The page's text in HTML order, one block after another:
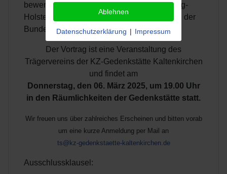
bewertet er das Wahlergebnis des Schleswig-
Holsteinischen Landesverbands der AfD bei der
Bundestagswahl vom 23.02.2025.
Der Vortrag ist eine Veranstaltung des
Trägervereins der KZ-Gedenkstätte Kaltenkirchen
und findet am
Donnerstag, den 06. März 2025, um 19.00 Uhr
in den Räumlichkeiten der Gedenkstätte statt.
Wir freuen uns über zahlreiches Erscheinen und bitten vorab
um eine kurze Anmeldung per Mail an
ts@kz-gedenkstaette-kaltenkirchen.de
Ausschlussklausel:
Ablehnen
Datenschutzerklärung | Impressum